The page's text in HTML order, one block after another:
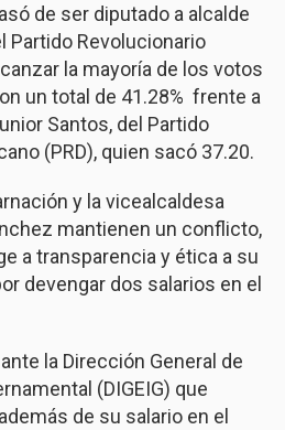
de ser diputado a alcalde
Partido Revolucionario
la mayoría de los votos
un total de 41.28% frente a
Santos, del Partido
(PRD), quien sacó 37.20.
y la vicealcaldesa
mantienen un conflicto,
a transparencia y ética a su
devengar dos salarios en el
la Dirección General de
(DIGEIG) que
de su salario en el